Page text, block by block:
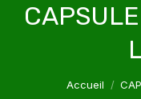
Vous êtes ici :
Accueil